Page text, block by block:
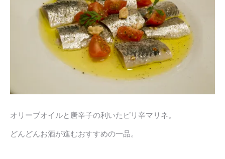
オリーブオイルと唐辛子の利いたピリ辛マリネ。
どんどんお酒が進むおすすめの一品。